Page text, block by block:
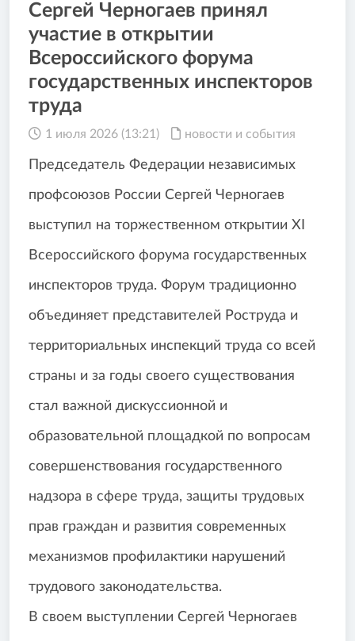
Сергей Черногаев принял
участие в открытии
Всероссийского форума
государственных инспекторов
труда
1 июля 2026 (13:21) новости и события
Председатель Федерации независимых
профсоюзов России Сергей Черногаев
выступил на торжественном открытии XI
Всероссийского форума государственных
инспекторов труда. Форум традиционно
объединяет представителей Роструда и
территориальных инспекций труда со всей
страны и за годы своего существования
стал важной дискуссионной и
образовательной площадкой по вопросам
совершенствования государственного
надзора в сфере труда, защиты трудовых
прав граждан и развития современных
механизмов профилактики нарушений
трудового законодательства.
В своем выступлении Сергей Черногаев